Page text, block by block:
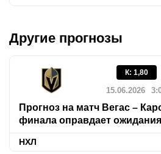
Другие прогнозы
К: 1,80
15.06.2026
Прогноз на матч Вегас –
финала оправдает ожидания
НХЛ